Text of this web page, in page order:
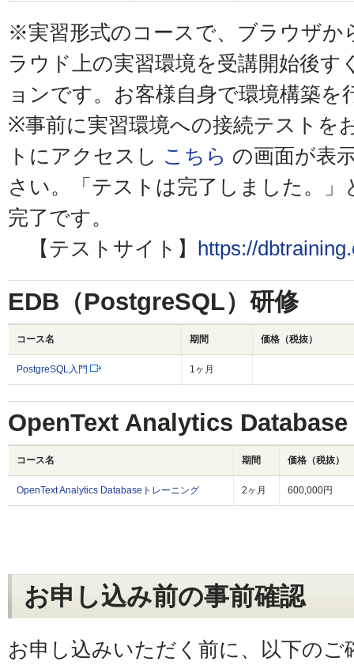
※実習形式のコースで、ブラウザか
ラウド上の実習環境を受講開始後
ョンです。お客様自身で環境構築
※事前に実習環境への接続テストを
トにアクセスし こちら の画面が表
さい。「テストは完了しました。
完了です。
【テストサイト】 https://
EDB（PostgreSQL）研修
コース名 期間 価格（税抜）
PostgreSQL入門 1ヶ月
OpenText Analytics
コース名 期間 価格（税抜）
OpenText Analytics Databaseトレーニング 2ヶ月 600,000円
お申し込み前の事前確認
お申し込みいただく前に、以下の